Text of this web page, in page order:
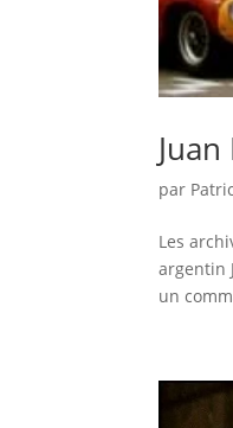
par
Les
argentin
un